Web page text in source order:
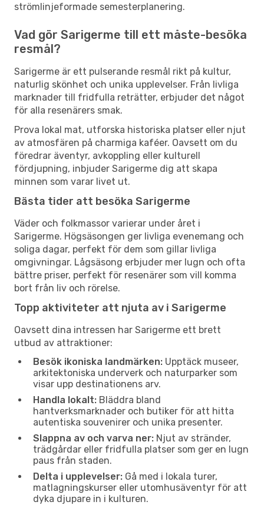
strömlinjeformade semesterplanering.
Vad gör Sarigerme till ett måste-besöka
resmål?
Sarigerme är ett pulserande resmål rikt på kultur,
naturlig skönhet och unika upplevelser. Från livliga
marknader till fridfulla reträtter, erbjuder det något
för alla resenärers smak.
Prova lokal mat, utforska historiska platser eller njut
av atmosfären på charmiga kaféer. Oavsett om du
föredrar äventyr, avkoppling eller kulturell
fördjupning, inbjuder Sarigerme dig att skapa
minnen som varar livet ut.
Bästa tider att besöka Sarigerme
Väder och folkmassor varierar under året i
Sarigerme. Högsäsongen ger livliga evenemang och
soliga dagar, perfekt för dem som gillar livliga
omgivningar. Lågsäsong erbjuder mer lugn och ofta
bättre priser, perfekt för resenärer som vill komma
bort från liv och rörelse.
Topp aktiviteter att njuta av i Sarigerme
Oavsett dina intressen har Sarigerme ett brett
utbud av attraktioner:
Besök ikoniska landmärken: Upptäck museer,
arkitektoniska underverk och naturparker som
visar upp destinationens arv.
Handla lokalt: Bläddra bland
hantverksmarknader och butiker för att hitta
autentiska souvenirer och unika presenter.
Slappna av och varva ner: Njut av stränder,
trädgårdar eller fridfulla platser som ger en lugn
paus från staden.
Delta i upplevelser: Gå med i lokala turer,
matlagningskurser eller utomhusäventyr för att
dyka djupare in i kulturen.